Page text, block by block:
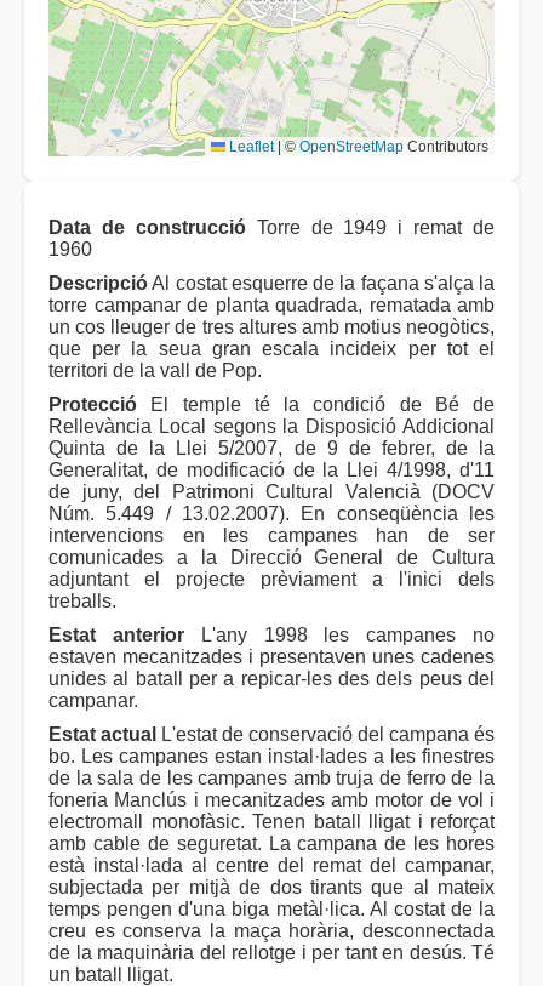
Leaflet © OpenStreetMap Contributors
Data de construccióTorre de 1949 i remat de
1960
DescripcióAl costat esquerre de la façana s'alça la
torre campanar de planta quadrada, rematada amb
un cos lleuger de tres altures amb motius neogòtics,
que per la seua gran escala incideix per tot el
territori de la vall de Pop.
Protecció El temple té la condició de Bé de
Rellevància Local segons la Disposició Addicional
Quinta de la Llei 5/2007, de 9 de febrer, de la
Generalitat, de modificació de la Llei 4/1998, d'11
de juny, del Patrimoni Cultural Valencià (DOCV
Núm. 5.449 / 13.02.2007). En conseqüència les
intervencions en les campanes han de ser
comunicades a la Direcció General de Cultura
adjuntant el projecte prèviament a l'inici dels
treballs.
Estat anteriorL'any 1998 les campanes no
estaven mecanitzades i presentaven unes cadenes
unides al batall per a repicar-les des dels peus del
campanar.
Estat actual
L'estat de conservació del campana és
bo. Les campanes estan instal·lades a les finestres
de la sala de les campanes amb truja de ferro de la
foneria Manclús i mecanitzades amb motor de vol i
electromall monofàsic. Tenen batall lligat i reforçat
amb cable de seguretat. La campana de les hores
està instal·lada al centre del remat del campanar,
subjectada per mitjà de dos tirants que al mateix
temps pengen d'una biga metàl·lica. Al costat de la
creu es conserva la maça horària, desconnectada
de la maquinària del rellotge i per tant en desús. Té
un batall lligat.